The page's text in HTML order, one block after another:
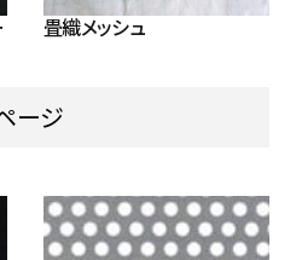
畳織メッシュ
ージ